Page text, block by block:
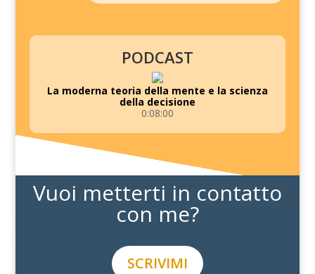
PODCAST
La moderna teoria della mente e la scienza
della decisione
0:08:00
Vuoi metterti in contatto
con me?
SCRIVIMI